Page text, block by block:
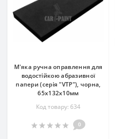
М'яка ручна оправлення для
водостійкою абразивної
папери (серія "VTP"), чорна,
65х132х10мм
Код товару: 634
0